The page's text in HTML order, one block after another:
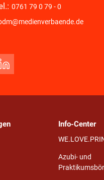
0761 79 0 79 - 0
Info-Center
Azubi- und